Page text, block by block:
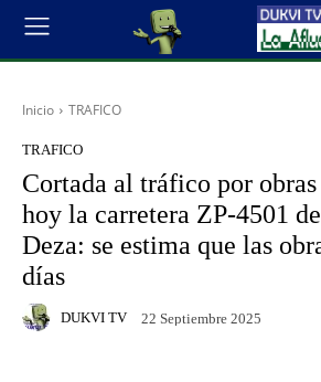
Inicio TRAFICO
TRAFICO
Cortada al tráfico por
hoy la carretera ZP-4501
Deza: se estima que las
días
DUKVI TV 22 Septiembre 2025